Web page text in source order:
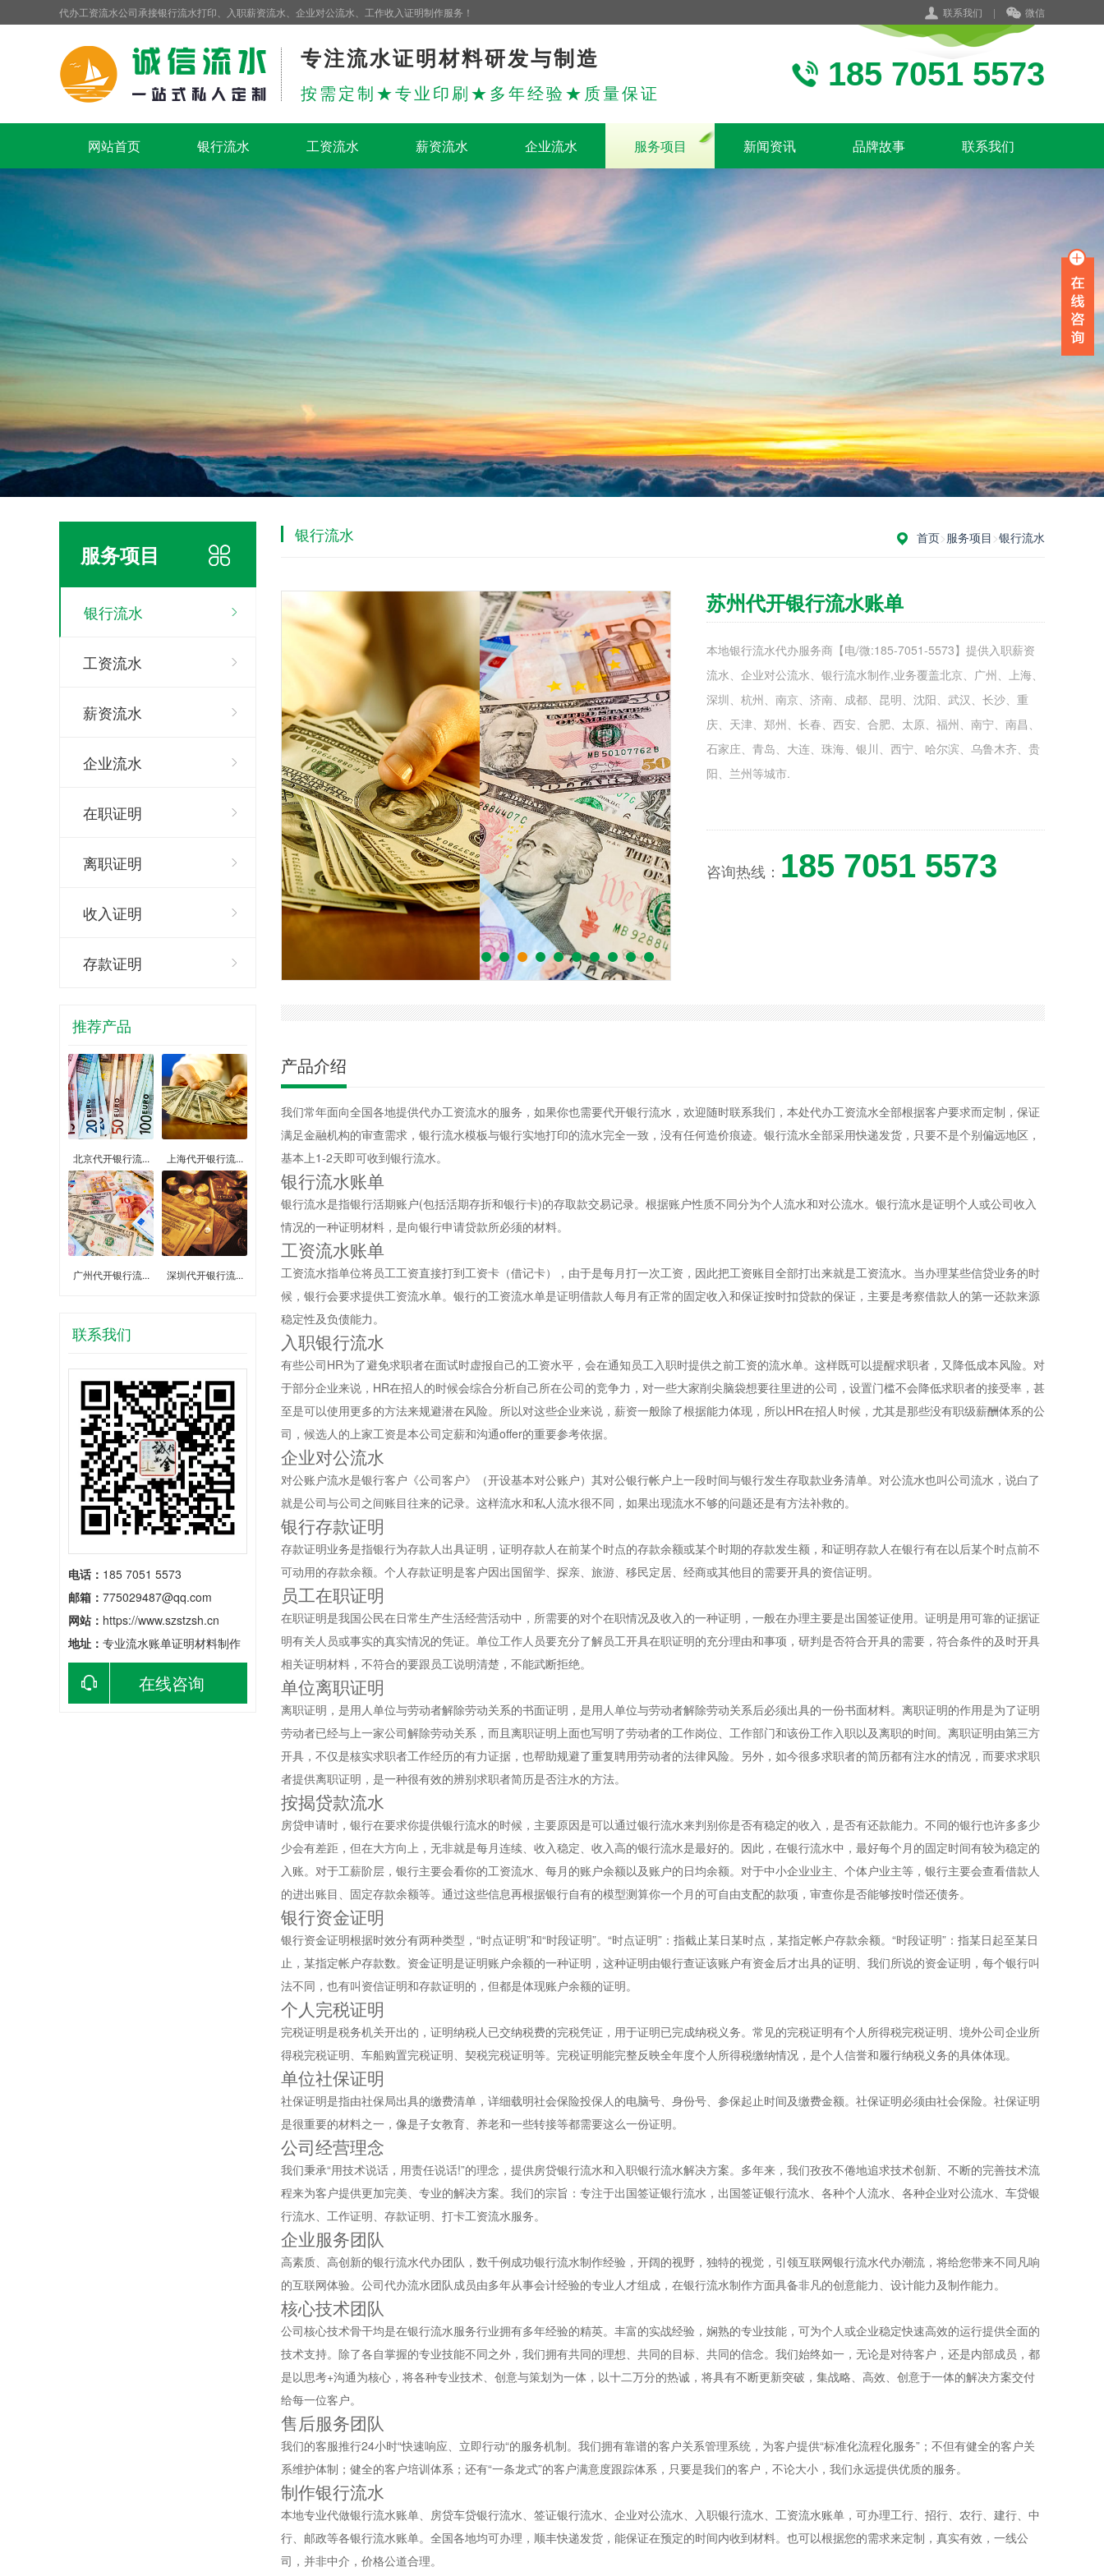
联系我们 | 微信
代办工资流水公司承接银行流水打印、入职薪资流水、企业对公流水、工作收入证明制作服务！
专注流水证明材料研发与制造
按需定制★专业印刷★多年经验★质量保证
185 7051 5573
网站首页 银行流水 工资流水 薪资流水 企业流水 服务项目 新闻资讯 品牌故事 联系我们
服务项目
银行流水
工资流水
薪资流水
企业流水
在职证明
离职证明
收入证明
存款证明
推荐产品
北京代开银行流... 上海代开银行流...
广州代开银行流... 深圳代开银行流...
联系我们
电话： 185 7051 5573
邮箱： 775029487@qq.com
网站： https://www.szstzsh.cn
地址： 专业流水账单证明材料制作
在线咨询
首页>服务项目 >银行流水
银行流水
苏州代开银行流水账单
本地银行流水代办服务商【电/微:185-7051-5573】提供入职薪资
流水、企业对公流水、银行流水制作,业务覆盖北京、广州、上海、
深圳、杭州、南京、济南、成都、昆明、沈阳、武汉、长沙、重
庆、天津、郑州、长春、西安、合肥、太原、福州、南宁、南昌、
石家庄、青岛、大连、珠海、银川、西宁、哈尔滨、乌鲁木齐、贵
阳、兰州等城市.
咨询热线： 185 7051 5573
产品介绍
我们常年面向全国各地提供代办工资流水的服务，如果你也需要代开银行流水，欢迎随时联系我们，本处代办工资流水全部根据客户要求而定制，保证
满足金融机构的审查需求，银行流水模板与银行实地打印的流水完全一致，没有任何造价痕迹。银行流水全部采用快递发货，只要不是个别偏远地区，
基本上1-2天即可收到银行流水。
银行流水账单
银行流水是指银行活期账户(包括活期存折和银行卡)的存取款交易记录。根据账户性质不同分为个人流水和对公流水。银行流水是证明个人或公司收入
情况的一种证明材料，是向银行申请贷款所必须的材料。
工资流水账单
工资流水指单位将员工工资直接打到工资卡（借记卡），由于是每月打一次工资，因此把工资账目全部打出来就是工资流水。当办理某些信贷业务的时
候，银行会要求提供工资流水单。银行的工资流水单是证明借款人每月有正常的固定收入和保证按时扣贷款的保证，主要是考察借款人的第一还款来源
稳定性及负债能力。
入职银行流水
有些公司HR为了避免求职者在面试时虚报自己的工资水平，会在通知员工入职时提供之前工资的流水单。这样既可以提醒求职者，又降低成本风险。对
于部分企业来说，HR在招人的时候会综合分析自己所在公司的竞争力，对一些大家削尖脑袋想要往里进的公司，设置门槛不会降低求职者的接受率，甚
至是可以使用更多的方法来规避潜在风险。所以对这些企业来说，薪资一般除了根据能力体现，所以HR在招人时候，尤其是那些没有职级薪酬体系的公
司，候选人的上家工资是本公司定薪和沟通offer的重要参考依据。
企业对公流水
对公账户流水是银行客户《公司客户》（开设基本对公账户）其对公银行帐户上一段时间与银行发生存取款业务清单。对公流水也叫公司流水，说白了
就是公司与公司之间账目往来的记录。这样流水和私人流水很不同，如果出现流水不够的问题还是有方法补救的。
银行存款证明
存款证明业务是指银行为存款人出具证明，证明存款人在前某个时点的存款余额或某个时期的存款发生额，和证明存款人在银行有在以后某个时点前不
可动用的存款余额。个人存款证明是客户因出国留学、探亲、旅游、移民定居、经商或其他目的需要开具的资信证明。
员工在职证明
在职证明是我国公民在日常生产生活经营活动中，所需要的对个在职情况及收入的一种证明，一般在办理主要是出国签证使用。证明是用可靠的证据证
明有关人员或事实的真实情况的凭证。单位工作人员要充分了解员工开具在职证明的充分理由和事项，研判是否符合开具的需要，符合条件的及时开具
相关证明材料，不符合的要跟员工说明清楚，不能武断拒绝。
单位离职证明
离职证明，是用人单位与劳动者解除劳动关系的书面证明，是用人单位与劳动者解除劳动关系后必须出具的一份书面材料。离职证明的作用是为了证明
劳动者已经与上一家公司解除劳动关系，而且离职证明上面也写明了劳动者的工作岗位、工作部门和该份工作入职以及离职的时间。离职证明由第三方
开具，不仅是核实求职者工作经历的有力证据，也帮助规避了重复聘用劳动者的法律风险。另外，如今很多求职者的简历都有注水的情况，而要求求职
者提供离职证明，是一种很有效的辨别求职者简历是否注水的方法。
按揭贷款流水
房贷申请时，银行在要求你提供银行流水的时候，主要原因是可以通过银行流水来判别你是否有稳定的收入，是否有还款能力。不同的银行也许多多少
少会有差距，但在大方向上，无非就是每月连续、收入稳定、收入高的银行流水是最好的。因此，在银行流水中，最好每个月的固定时间有较为稳定的
入账。对于工薪阶层，银行主要会看你的工资流水、每月的账户余额以及账户的日均余额。对于中小企业业主、个体户业主等，银行主要会查看借款人
的进出账目、固定存款余额等。通过这些信息再根据银行自有的模型测算你一个月的可自由支配的款项，审查你是否能够按时偿还债务。
银行资金证明
银行资金证明根据时效分有两种类型，“时点证明”和“时段证明”。“时点证明”：指截止某日某时点，某指定帐户存款余额。“时段证明”：指某日起至某日
止，某指定帐户存款数。资金证明是证明账户余额的一种证明，这种证明由银行查证该账户有资金后才出具的证明、我们所说的资金证明，每个银行叫
法不同，也有叫资信证明和存款证明的，但都是体现账户余额的证明。
个人完税证明
完税证明是税务机关开出的，证明纳税人已交纳税费的完税凭证，用于证明已完成纳税义务。常见的完税证明有个人所得税完税证明、境外公司企业所
得税完税证明、车船购置完税证明、契税完税证明等。完税证明能完整反映全年度个人所得税缴纳情况，是个人信誉和履行纳税义务的具体体现。
单位社保证明
社保证明是指由社保局出具的缴费清单，详细载明社会保险投保人的电脑号、身份号、参保起止时间及缴费金额。社保证明必须由社会保险。社保证明
是很重要的材料之一，像是子女教育、养老和一些转接等都需要这么一份证明。
公司经营理念
我们秉承“用技术说话，用责任说话!”的理念，提供房贷银行流水和入职银行流水解决方案。多年来，我们孜孜不倦地追求技术创新、不断的完善技术流
程来为客户提供更加完美、专业的解决方案。我们的宗旨：专注于出国签证银行流水，出国签证银行流水、各种个人流水、各种企业对公流水、车贷银
行流水、工作证明、存款证明、打卡工资流水服务。
企业服务团队
高素质、高创新的银行流水代办团队，数千例成功银行流水制作经验，开阔的视野，独特的视觉，引领互联网银行流水代办潮流，将给您带来不同凡响
的互联网体验。公司代办流水团队成员由多年从事会计经验的专业人才组成，在银行流水制作方面具备非凡的创意能力、设计能力及制作能力。
核心技术团队
公司核心技术骨干均是在银行流水服务行业拥有多年经验的精英。丰富的实战经验，娴熟的专业技能，可为个人或企业稳定快速高效的运行提供全面的
技术支持。除了各自掌握的专业技能不同之外，我们拥有共同的理想、共同的目标、共同的信念。我们始终如一，无论是对待客户，还是内部成员，都
是以思考+沟通为核心，将各种专业技术、创意与策划为一体，以十二万分的热诚，将具有不断更新突破，集战略、高效、创意于一体的解决方案交付
给每一位客户。
售后服务团队
我们的客服推行24小时“快速响应、立即行动“的服务机制。我们拥有靠谱的客户关系管理系统，为客户提供“标准化流程化服务”；不但有健全的客户关
系维护体制；健全的客户培训体系；还有“一条龙式”的客户满意度跟踪体系，只要是我们的客户，不论大小，我们永远提供优质的服务。
制作银行流水
本地专业代做银行流水账单、房贷车贷银行流水、签证银行流水、企业对公流水、入职银行流水、工资流水账单，可办理工行、招行、农行、建行、中
行、邮政等各银行流水账单。全国各地均可办理，顺丰快递发货，能保证在预定的时间内收到材料。也可以根据您的需求来定制，真实有效，一线公
司，并非中介，价格公道合理。